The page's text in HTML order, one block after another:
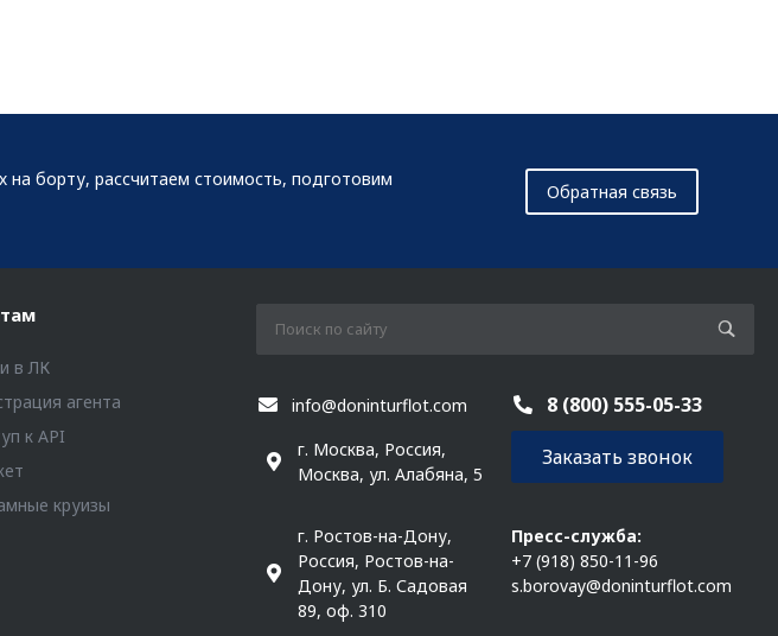
на борту, рассчитаем стоимость, подготовим
Обратная связь
в ЛК
агента
к API
круизы
info@doninturflot.com 8 (800) 555-05-33
г. Москва, Россия,
Москва, ул. Алабяна, 5
г. Ростов-на-Дону,
Россия, Ростов-на-
Дону, ул. Б. Садовая
89, оф. 310
Заказать звонок
Пресс-служба:
+7 (918) 850-11-96
s.borovay@doninturflot.com